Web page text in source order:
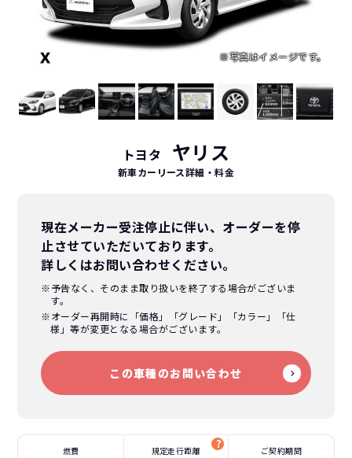
トヨタ ヤリス
新車カーリース詳細 ・料金
現在メーカー受注停止に伴い、オーダーを停
止させていただいております。
詳しくはお問い合わせください。
※予告なく、そのまま取り扱いを終了する場合がございま
す。
※オーダー再開時に「価格」「グレード」「カラー」「仕
様」等が変更となる場合がございます。
この車種のお問い合わせ
燃費 規定走行距離 ご契約期間